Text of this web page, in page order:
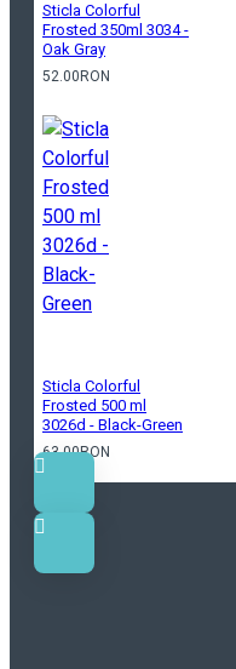
Sticla Colorful
Frosted 350ml 3034 -
Oak Gray
52.00RON
Sticla Colorful
Frosted 500 ml
3026d - Black-Green
63.00RON